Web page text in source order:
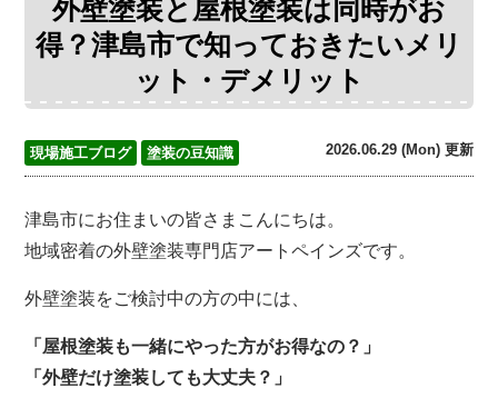
外壁塗装と屋根塗装は同時がお
得？津島市で知っておきたいメリ
ット・デメリット
現場施工ブログ 塗装の豆知識 2026.06.29 (Mon) 更新
津島市にお住まいの皆さまこんにちは。
地域密着の外壁塗装専門店アートペインズです。
外壁塗装をご検討中の方の中には、
「屋根塗装も一緒にやった方がお得なの？」
「外壁だけ塗装しても大丈夫？」